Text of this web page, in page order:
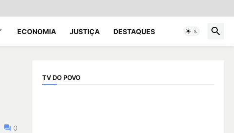
ECONOMIA JUSTIÇA DESTAQUES
0
TV DO POVO